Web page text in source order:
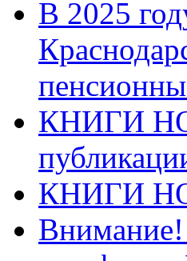
В 2025
КНИГИ
КНИГИ
Внимание!